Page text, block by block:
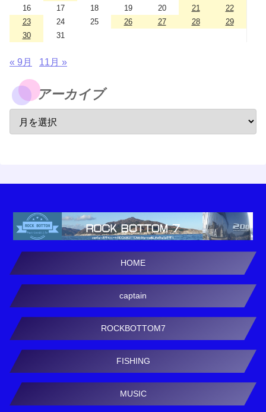
16
17 18 19 20 21
22
23
24 25 26 27 28
29
30
31
« 9月 11月 »
アーカイブ
HOME
captain
ROCKBOTTOM7
FISHING
MUSIC